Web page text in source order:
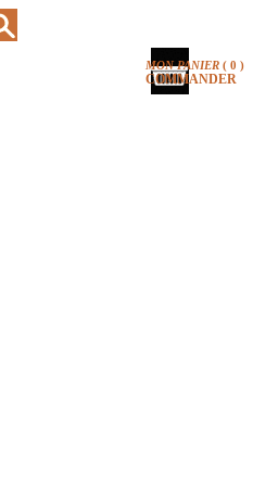
MON PANIER ( 0 )
COMMANDER